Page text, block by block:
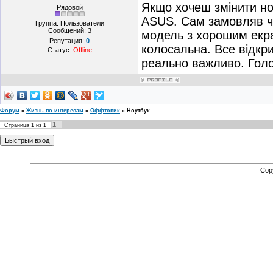
Рядовой
Группа: Пользователи
Сообщений: 3
Репутация: 0
Статус: Offline
Якщо хочеш змінити
ASUS. Сам замовляв
модель з хорошим
колосальна. Все
реально важливо.
Форум » Жизнь по интересам » Оффтопик » Ноутбук
Страница 1 из 1 1